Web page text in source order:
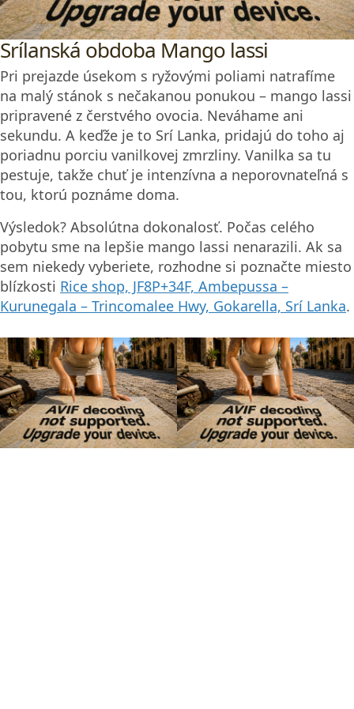
Srílanská obdoba Mango lassi
Pri prejazde úsekom s ryžovými poliami natrafíme
na malý stánok s nečakanou ponukou – mango lassi
pripravené z čerstvého ovocia. Neváhame ani
sekundu. A keďže je to Srí Lanka, pridajú do toho aj
poriadnu porciu vanilkovej zmrzliny. Vanilka sa tu
pestuje, takže chuť je intenzívna a neporovnateľná s
tou, ktorú poznáme doma.
Výsledok? Absolútna dokonalosť. Počas celého
pobytu sme na lepšie mango lassi nenarazili. Ak sa
sem niekedy vyberiete, rozhodne si poznačte miesto
blízkosti Rice shop, JF8P+34F, Ambepussa –
Kurunegala – Trincomalee Hwy, Gokarella, Srí Lanka.